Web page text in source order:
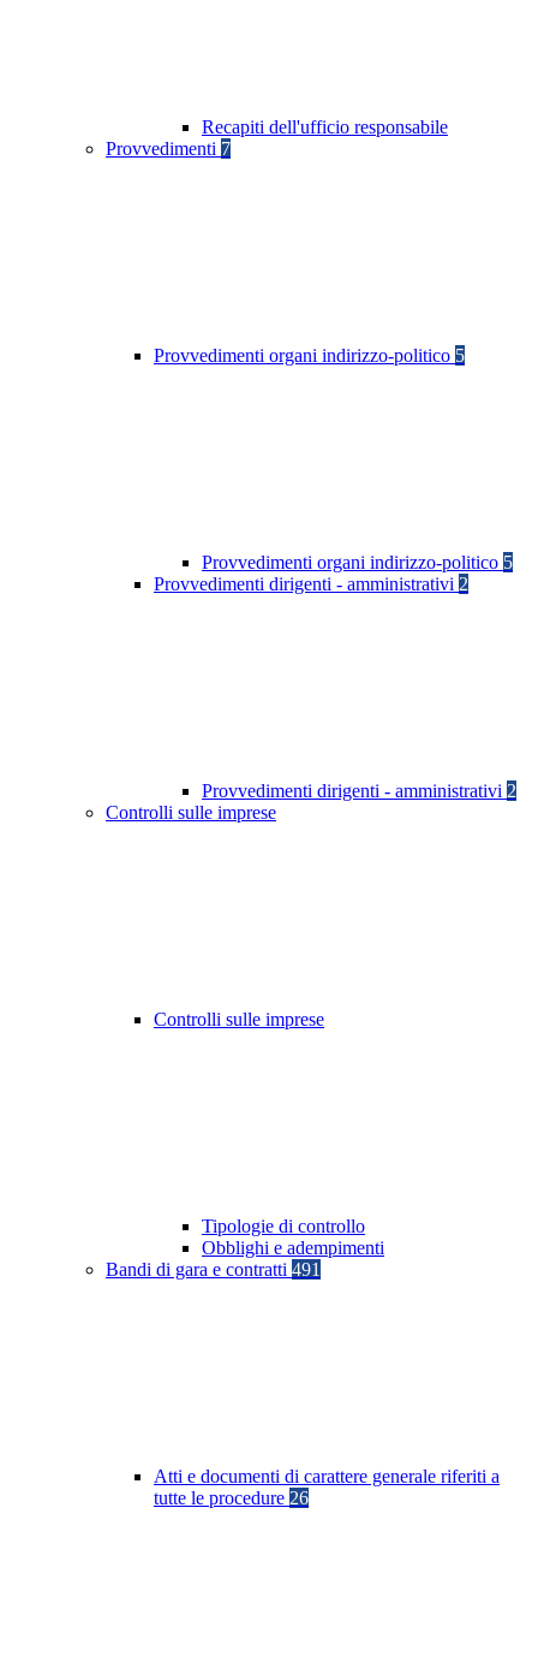
Recapiti dell'ufficio responsabile
Provvedimenti 7
Provvedimenti organi indirizzo-politico 5
Provvedimenti organi indirizzo-politico 5
Provvedimenti dirigenti - amministrativi 2
Provvedimenti dirigenti - amministrativi 2
Controlli sulle imprese
Controlli sulle imprese
Tipologie di controllo
Obblighi e adempimenti
Bandi di gara e contratti 491
Atti e documenti di carattere generale riferiti a
tutte le procedure 26